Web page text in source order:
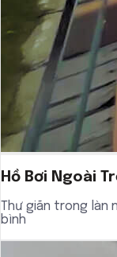
Hồ Bơi Ngoài
Thư giãn trong làn
bình